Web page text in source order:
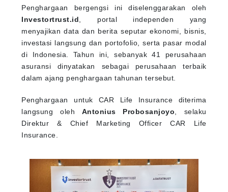
Penghargaan bergengsi ini diselenggarakan oleh
Investortrust.id , portal independen yang
menyajikan data dan berita seputar ekonomi, bisnis,
investasi langsung dan portofolio, serta pasar modal
di Indonesia. Tahun ini, sebanyak 41 perusahaan
asuransi dinyatakan sebagai perusahaan terbaik
dalam ajang penghargaan tahunan tersebut.
Penghargaan untuk CAR Life Insurance diterima
langsung oleh Antonius Probosanjoyo
, selaku
Direktur & Chief Marketing Officer CAR Life
Insurance.